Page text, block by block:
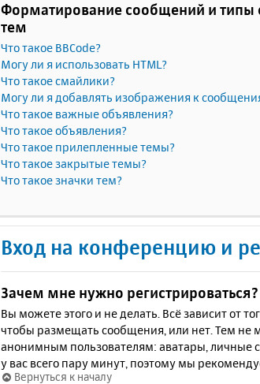
Форматирование сообщений и типы
тем
Что такое BBCode?
Могу ли я использовать HTML?
Что такое смайлики?
Могу ли я добавлять изображения к
Что такое важные объявления?
Что такое объявления?
Что такое прилепленные темы?
Что такое закрытые темы?
Что такое значки тем?
Вход на конференцию и
Зачем мне нужно регистрироваться?
Вы можете этого и не делать. Всё зависит от
чтобы размещать сообщения, или нет. Тем не
анонимным пользователям: аватары, личные
у вас всего пару минут, поэтому мы
Вернуться к началу